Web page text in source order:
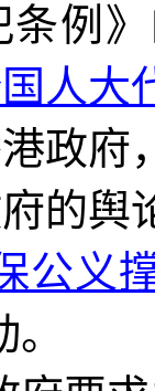
例
人大
政府
的舆
公义